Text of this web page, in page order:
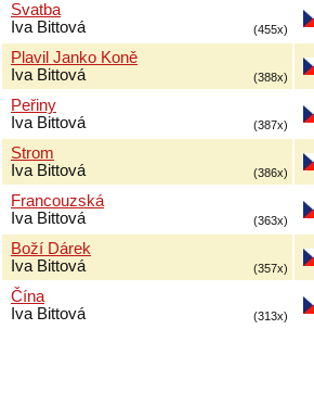
Svatba
Iva Bittová
(455x)
Plavil Janko Koně
Iva Bittová
(388x)
Peřiny
Iva Bittová
(387x)
Strom
Iva Bittová
(386x)
Francouzská
Iva Bittová
(363x)
Boží Dárek
Iva Bittová
(357x)
Čína
Iva Bittová
(313x)